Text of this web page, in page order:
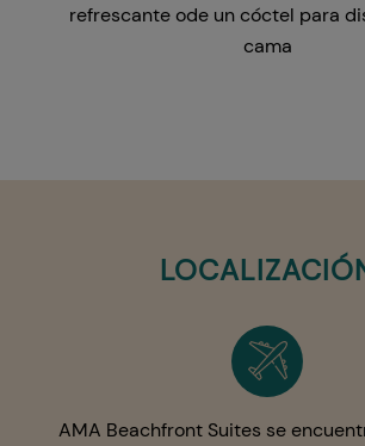
refrescante ode un cóctel para
cama
AMA Beachfront Suites se